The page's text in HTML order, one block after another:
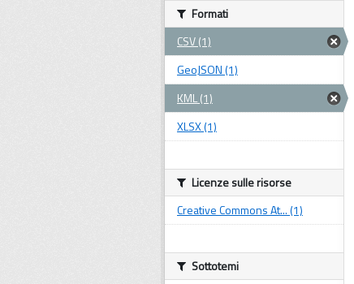
Formati
CSV (1)
GeoJSON (1)
KML (1)
XLSX (1)
Licenze sulle risorse
Creative Commons At... (1)
Sottotemi